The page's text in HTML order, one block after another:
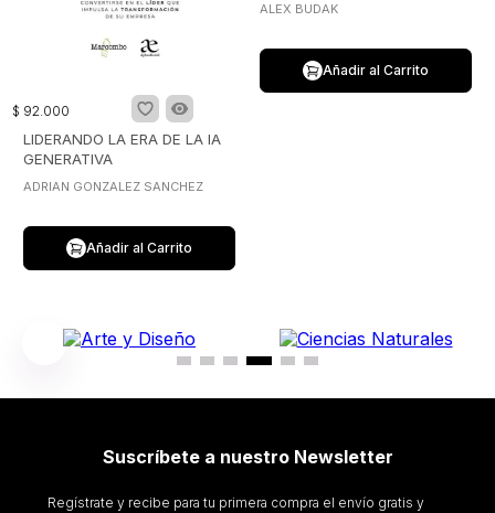
$ 92.000
LIDERANDO LA ERA DE LA IA
GENERATIVA
ADRIAN GONZALEZ SANCHEZ
Añadir al Carrito
ALEX BUDAK
Añadir al Carrito
Suscríbete a nuestro Newsletter
Regístrate y recibe para tu primera compra el envío gratis y